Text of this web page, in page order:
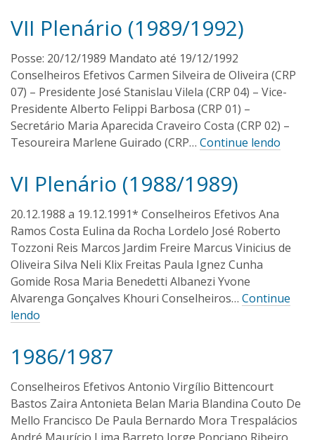
r
a
1
6
0
9
/
2
0
1
6
I
v
a
n
O
l
i
v
e
r
a
VII Plenário (1989/1992)
Posse: 20/12/1989 Mandato até 19/12/1992
Conselheiros Efetivos Carmen Silveira de Oliveira (CRP
07) – Presidente José Stanislau Vilela (CRP 04) – Vice-
Presidente Alberto Felippi Barbosa (CRP 01) –
Secretário Maria Aparecida Craveiro Costa (CRP 02) –
Tesoureira Marlene Guirado (CRP… Continue lendo
1
6
0
9
/
2
0
1
6
I
v
a
n
O
i
v
e
i
a
VI Plenário (1988/1989)
20.12.1988 a 19.12.1991* Conselheiros Efetivos Ana
Ramos Costa Eulina da Rocha Lordelo José Roberto
Tozzoni Reis Marcos Jardim Freire Marcus Vinicius de
Oliveira Silva Neli Klix Freitas Paula Ignez Cunha
Gomide Rosa Maria Benedetti Albanezi Yvone
Alvarenga Gonçalves Khouri Conselheiros… Continue
lendo
1
0
9
/
2
I
a
n
O
l
1986/1987
Conselheiros Efetivos Antonio Virgílio Bittencourt
Bastos Zaira Antonieta Belan Maria Blandina Couto De
Mello Francisco De Paula Bernardo Mora Trespalácios